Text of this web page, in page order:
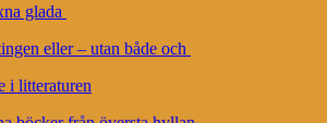
glada
eller – utan både och
i litteraturen